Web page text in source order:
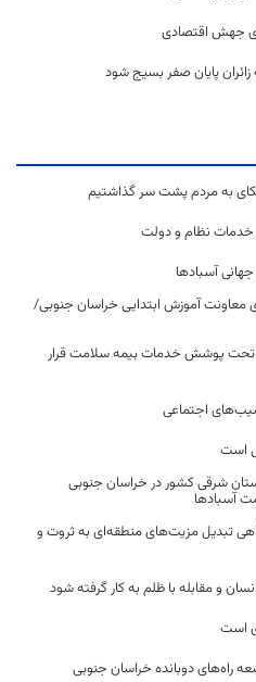
جهش اقتصادی
پایان صفر بسیج شود
به مردم پشت سر گذاشتیم
خدمات نظام و دولت
آسبادها
معاونت آموزش ابتدایی خراسان جنوبی/
تحت پوشش خدمات بیمه سلامت قرار
اجتماعی
است
شرقی کشور در خراسان جنوبی
آسبادها
تبدیل مزیت‌های منطقه‌ای به ثروت و
و مقابله با ظلم به کار گرفته شود
است